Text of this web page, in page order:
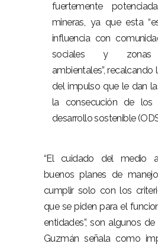
fuertemente
mineras, ya que esta
influencia con
sociales y zonas
ambientales”, recalcando
del impulso que le dan
la consecución de los
desarrollo sostenible
“El cuidado del medio
buenos planes de
cumplir solo con los
que se piden para el
entidades”, son algunos
Guzmán señala como